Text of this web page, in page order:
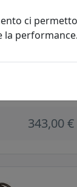
MILANO
343,00 €
ci
la performance.